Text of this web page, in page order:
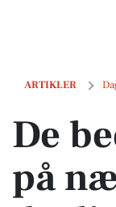
ARTIKLER
De bedste
De
på